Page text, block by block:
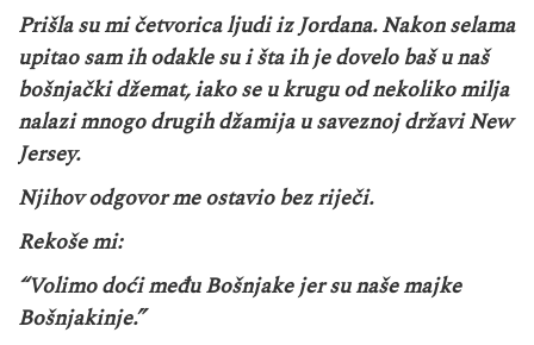
Prišla su mi četvorica ljudi iz Jordana. Nakon selama
upitao sam ih odakle su i šta ih je dovelo baš u naš
bošnjački džemat, iako se u krugu od nekoliko milja
nalazi mnogo drugih džamija u saveznoj državi New
Jersey.
Njihov odgovor me ostavio bez riječi.
Rekoše mi:
“Volimo doći među Bošnjake jer su naše majke
Bošnjakinje.”